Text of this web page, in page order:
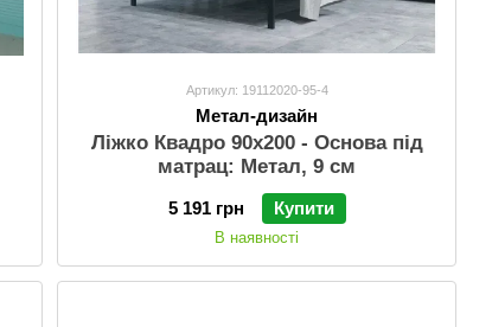
Артикул: 19112020-95-4
Метал-дизайн
Ліжко Квадро 90х200 - Основа під
матрац: Метал, 9 см
5 191 грн Купити
В наявності